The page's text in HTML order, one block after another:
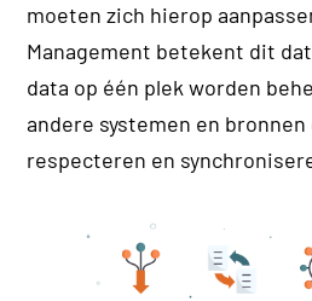
moeten zich hierop
Management betekent dit
data op één plek worden
andere systemen en
respecteren en